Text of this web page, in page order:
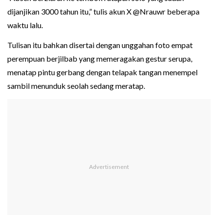
dijanjikan 3000 tahun itu,” tulis akun X @Nrauwr beberapa
waktu lalu.
Tulisan itu bahkan disertai dengan unggahan foto empat
perempuan berjilbab yang memeragakan gestur serupa,
menatap pintu gerbang dengan telapak tangan menempel
sambil menunduk seolah sedang meratap.